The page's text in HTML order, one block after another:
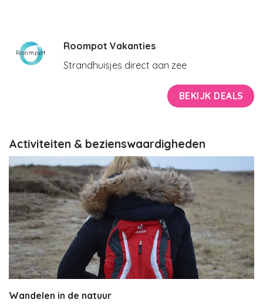
Roompot Vakanties
Strandhuisjes direct aan zee
BEKIJK DEALS
Activiteiten & bezienswaardigheden
Wandelen in de natuur